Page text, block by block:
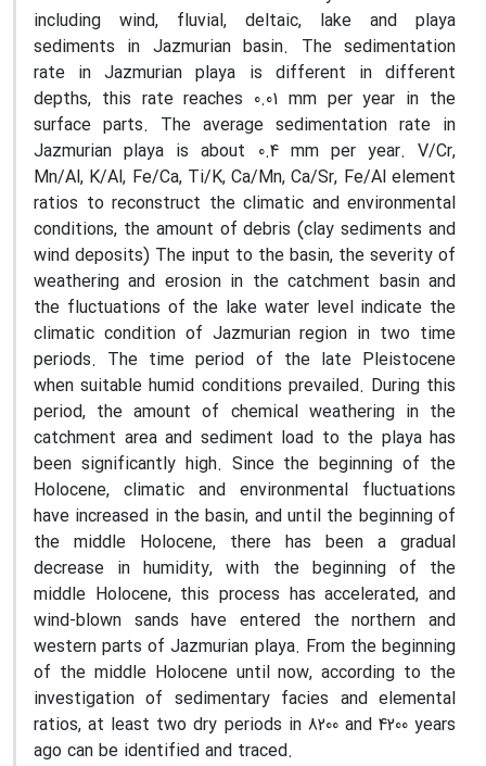
including wind, fluvial, deltaic, lake and playa
sediments in Jazmurian basin. The sedimentation
rate in Jazmurian playa is different in different
depths, this rate reaches 0.01 mm per year in the
surface parts. The average sedimentation rate in
Jazmurian playa is about 0.4 mm per year. V/Cr,
Mn/Al, K/Al, Fe/Ca, Ti/K, Ca/Mn, Ca/Sr, Fe/Al element
ratios to reconstruct the climatic and environmental
conditions, the amount of debris (clay sediments and
wind deposits) The input to the basin, the severity of
weathering and erosion in the catchment basin and
the fluctuations of the lake water level indicate the
climatic condition of Jazmurian region in two time
periods. The time period of the late Pleistocene
when suitable humid conditions prevailed. During this
period, the amount of chemical weathering in the
catchment area and sediment load to the playa has
been significantly high. Since the beginning of the
Holocene, climatic and environmental fluctuations
have increased in the basin, and until the beginning of
the middle Holocene, there has been a gradual
decrease in humidity, with the beginning of the
middle Holocene, this process has accelerated, and
wind-blown sands have entered the northern and
western parts of Jazmurian playa. From the beginning
of the middle Holocene until now, according to the
investigation of sedimentary facies and elemental
ratios, at least two dry periods in 8200 and 4200 years
ago can be identified and traced.